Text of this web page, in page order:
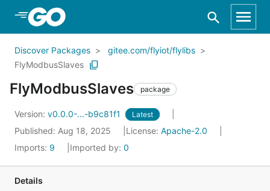
Skip to Main Content
Discover Packages
gitee.com/flyiot/flylibs
FlyModbusSlaves
FlyModbusSlaves package
Version: v0.0.0-...-b9c81f1 Latest
Published: Aug 18, 2025 License: Apache-2.0
Imports: 9 Imported by: 0
Details